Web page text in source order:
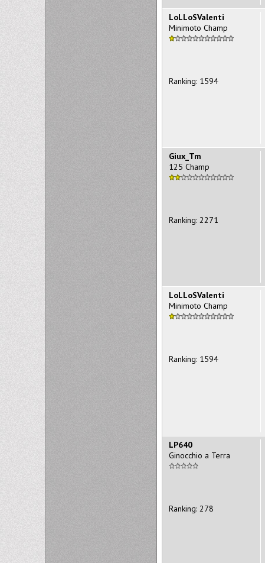
LoLLoSValenti
Minimoto Champ
Ranking: 1594
Giux_Tm
125 Champ
Ranking: 2271
LoLLoSValenti
Minimoto Champ
Ranking: 1594
LP640
Ginocchio a Terra
Ranking: 278